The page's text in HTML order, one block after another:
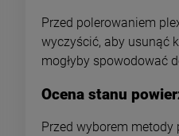
Przed polerowaniem
wyczyścić, aby usunąć
mogłyby spowodować
Ocena stanu
Przed wyborem